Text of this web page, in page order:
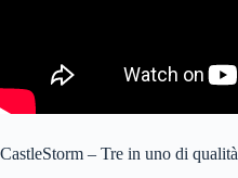
CastleStorm – Tre in uno di qualità